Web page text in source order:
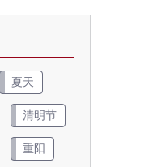
夏天
清明节
重阳